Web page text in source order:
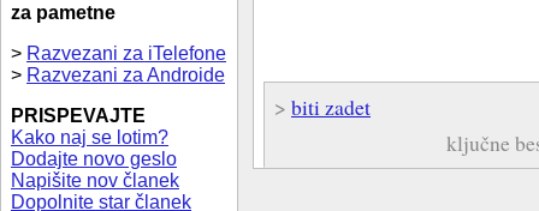
za pametne
> Razvezani za iTelefone
> Razvezani za Androide
PRISPEVAJTE
Kako naj se lotim?
Dodajte novo geslo
Napišite nov članek
Dopolnite star članek
> biti zadet
ključne